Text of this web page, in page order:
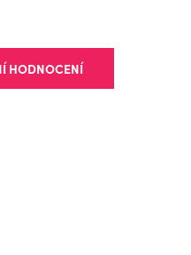
HODNOCENÍ